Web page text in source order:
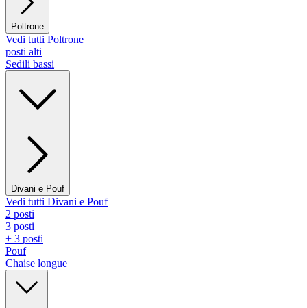
Poltrone
Vedi tutti Poltrone
posti alti
Sedili bassi
Divani e Pouf
Vedi tutti Divani e Pouf
2 posti
3 posti
+ 3 posti
Pouf
Chaise longue